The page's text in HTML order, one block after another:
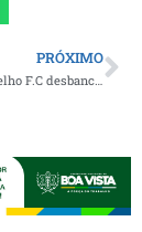
PRÓXIMO
Equipe do Ouro Velho F.C desbanca a Seleção de Camalaú e carimba vaga na final da Copa Amparense de Futebol